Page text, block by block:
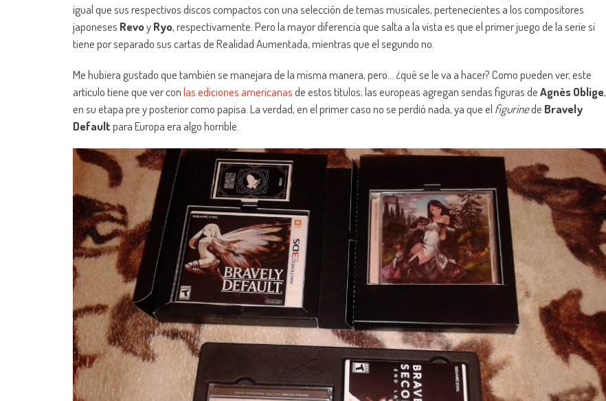
igual que sus respectivos discos compactos con una selección de temas musicales, pertenecientes a los compositores
japoneses RevoyRyo, respectivamente. Pero la mayor diferencia que salta a la vista es que el primer juego de la serie si
tiene por separado sus cartas de Realidad Aumentada, mientras que el segundo no.
Me hubiera gustado que también se manejara de la misma manera, pero… ¿qué se le va a hacer? Como pueden ver, este
artículo tiene que ver conlas ediciones americanasde estos títulos; las europeas agregan sendas figuras deAgnès Oblige,
en su etapa pre y posterior como papisa. La verdad, en el primer caso no se perdió nada, ya que el figurinede Bravely
Defaultpara Europa era algo horrible.